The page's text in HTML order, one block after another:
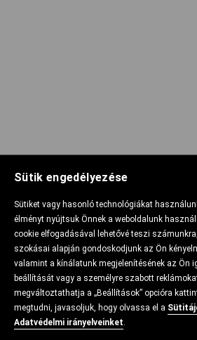
Sütik engedélyezése
Sütiket vagy hasonló technológiákat
élményt nyújtsuk Önnek a weboldalunk
cookie elfogadásával lehetővé teszi
szokásai alapján gondoskodjunk az Ön
valamint a kínálatunk megjelenítésének az Ön
beállítását vagy a személyre szabott
megváltoztathatja a „Beállítások” opcióra
megtudni, javasoljuk, hogy olvassa el a
Adatvédelmi irányelveinket.